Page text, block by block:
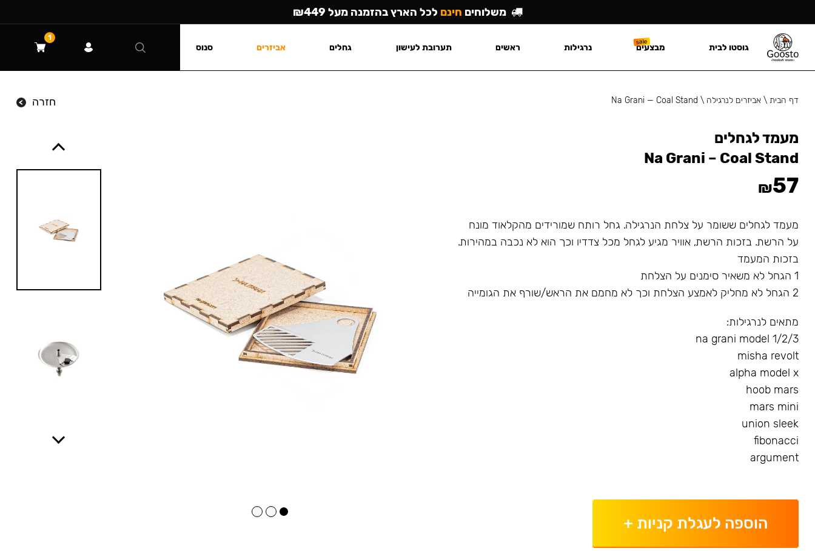
דף הבית\ אביזרים לנרגילה \
Na Grani — Coal Stand חזרה
מעמד לגחלים
Na Grani – Coal Stand
₪57
מעמד לגחלים ששומר על צלחת הנרגילה. גחל רותח שמורידים מהקלאוד מונח
על הרשת. בזכות הרשת, אוויר מגיע לגחל מכל צדדיו וכך הוא לא נכבה במהירות.
בזכות המעמד
1 הגחל לא משאיר סימנים על הצלחת
2 הגחל לא מחליק לאמצע הצלחת וכך לא מחמם את הראש/שורף את הגומייה
מתאים לנרגילות:
na grani model 1/2/3
misha revolt
alpha model x
hoob mars
mars mini
union sleek
fibonacci
argument
הוספה לעגלת קניות +
משלוחים חינם לכל הארץ בהזמנה מעל ₪449
גוסטו לבית מבצעים נרגילות ראשים תערובת לעישון גחלים אביזרים סנוס
1